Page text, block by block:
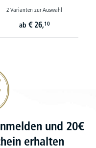
2 Varianten zur Auswahl
ab € 26,10
und 20€
erhalten